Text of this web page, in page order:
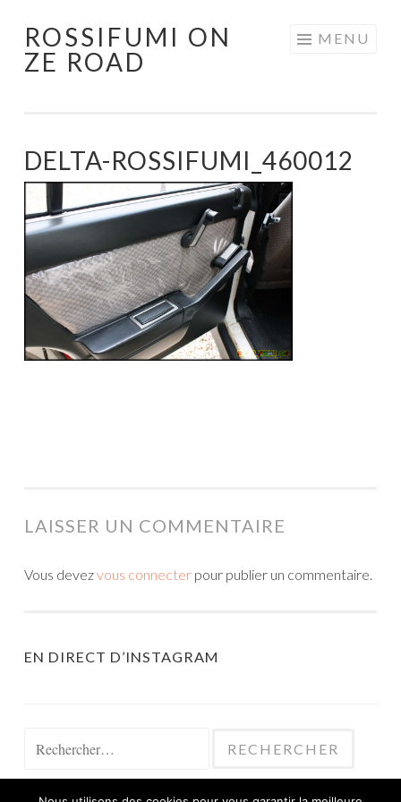
Aller
au
ROSSIFUMI ON
ZE ROAD
MENU
DELTA-ROSSIFUMI_460012
LAISSER UN COMMENTAIRE
Vous devezvous connecter pour publier un commentaire.
EN DIRECT D’INSTAGRAM